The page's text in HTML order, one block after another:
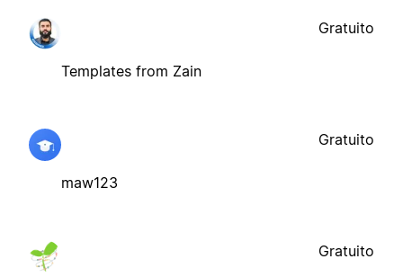
Templates from Zain
Gratuito
maw123
Gratuito
Gratuito